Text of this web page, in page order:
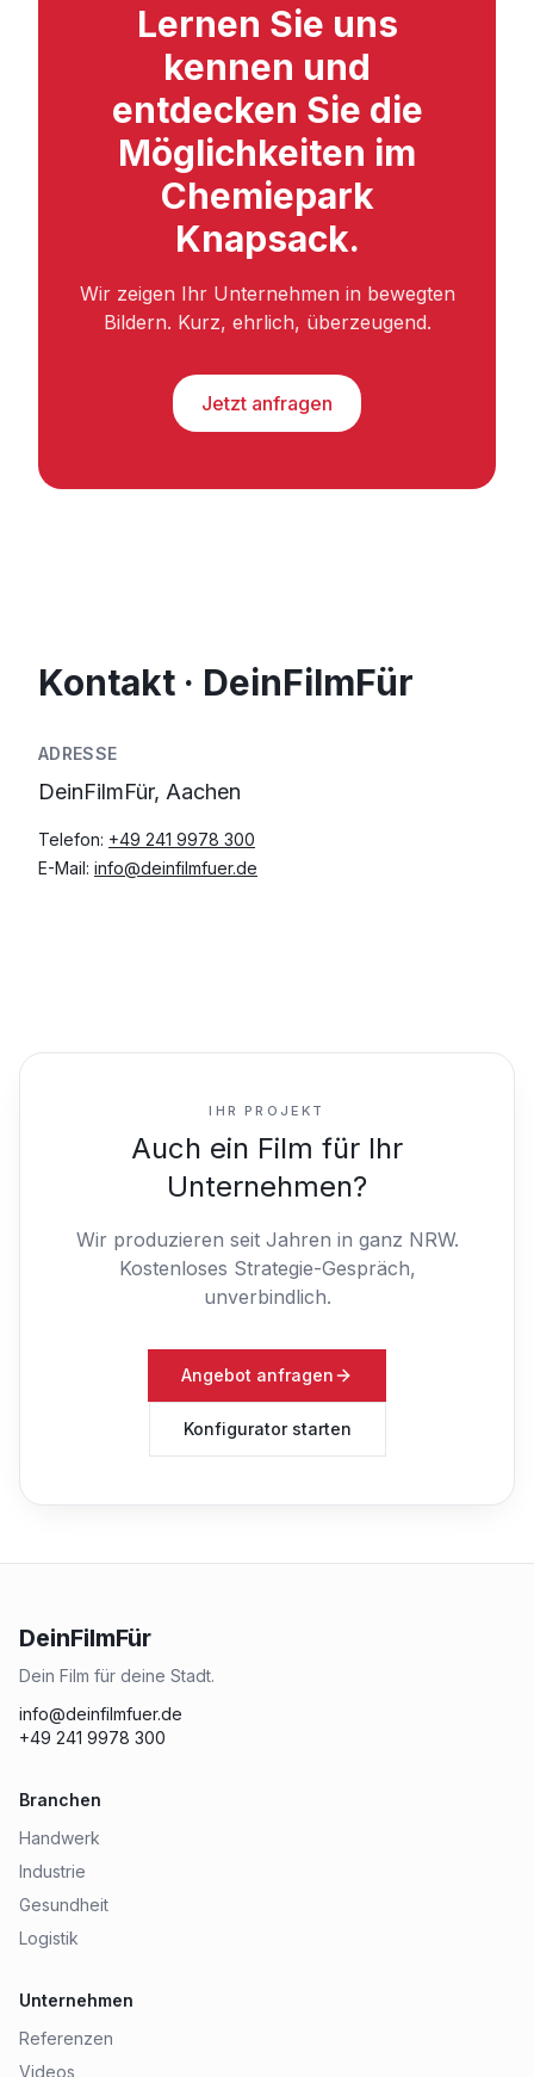
Lernen Sie uns
kennen und
entdecken Sie die
Möglichkeiten im
Chemiepark
Knapsack.
Wir zeigen Ihr Unternehmen in bewegten
Bildern. Kurz, ehrlich, überzeugend.
Jetzt anfragen
Kontakt · DeinFilmFür
ADRESSE
DeinFilmFür, Aachen
Telefon: +49 241 9978 300
E-Mail: info@deinfilmfuer.de
IHR PROJEKT
Auch ein Film für Ihr
Unternehmen?
Wir produzieren seit Jahren in ganz NRW.
Kostenloses Strategie-Gespräch,
unverbindlich.
Angebot anfragen
Konfigurator starten
DeinFilmFür
Dein Film für deine Stadt.
info@deinfilmfuer.de
+49 241 9978 300
Branchen
Handwerk
Industrie
Gesundheit
Logistik
Unternehmen
Referenzen
Videos